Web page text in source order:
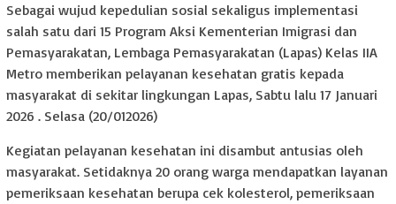
Sebagai wujud kepedulian sosial sekaligus implementasi
salah satu dari 15 Program Aksi Kementerian Imigrasi dan
Pemasyarakatan, Lembaga Pemasyarakatan (Lapas) Kelas IIA
Metro memberikan pelayanan kesehatan gratis kepada
masyarakat di sekitar lingkungan Lapas, Sabtu lalu 17 Januari
2026 . Selasa (20/012026)
Kegiatan pelayanan kesehatan ini disambut antusias oleh
masyarakat. Setidaknya 20 orang warga mendapatkan layanan
pemeriksaan kesehatan berupa cek kolesterol, pemeriksaan